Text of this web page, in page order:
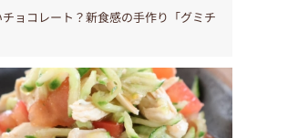
ョコレート？新食感の手作り「グミチ